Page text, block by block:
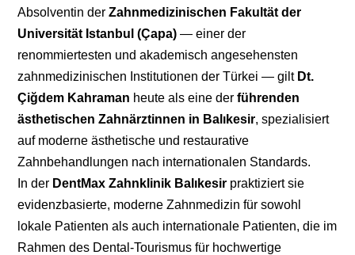
Absolventin derZahnmedizinischen Fakultät der
Universität Istanbul (Çapa) — einer der
renommiertesten und akademisch angesehensten
zahnmedizinischen Institutionen der Türkei — gilt Dt.
Çiğdem Kahraman heute als eine derführenden
ästhetischen Zahnärztinnen in Balıkesir, spezialisiert
auf moderne ästhetische und restaurative
Zahnbehandlungen nach internationalen Standards.
In der DentMax Zahnklinik Balıkesir praktiziert sie
evidenzbasierte, moderne Zahnmedizin für sowohl
lokale Patienten als auch internationale Patienten, die im
Rahmen des Dental-Tourismus für hochwertige